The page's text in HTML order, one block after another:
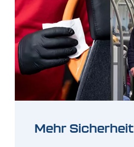
Mehr Sicherheit